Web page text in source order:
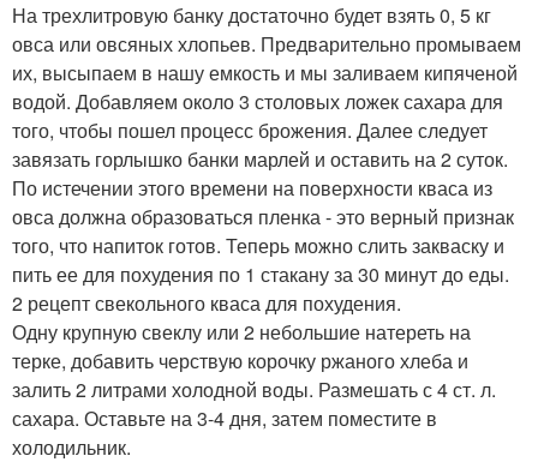
На трехлитровую банку достаточно будет взять 0, 5 кг
овса или овсяных хлопьев. Предварительно промываем
их, высыпаем в нашу емкость и мы заливаем кипяченой
водой. Добавляем около 3 столовых ложек сахара для
того, чтобы пошел процесс брожения. Далее следует
завязать горлышко банки марлей и оставить на 2 суток.
По истечении этого времени на поверхности кваса из
овса должна образоваться пленка - это верный признак
того, что напиток готов. Теперь можно слить закваску и
пить ее для похудения по 1 стакану за 30 минут до еды.
2 рецепт свекольного кваса для похудения.
Одну крупную свеклу или 2 небольшие натереть на
терке, добавить черствую корочку ржаного хлеба и
залить 2 литрами холодной воды. Размешать с 4 ст. л.
сахара. Оставьте на 3-4 дня, затем поместите в
холодильник.